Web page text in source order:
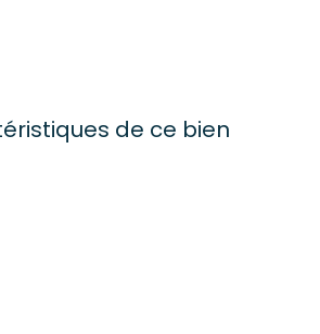
de ce bien